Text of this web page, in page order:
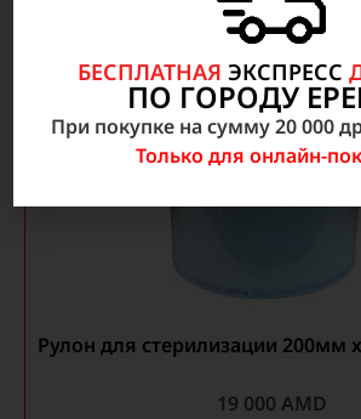
Рулон для стерилизации 200мм
19 000 AMD
БЕСПЛАТНАЯ ЭКСПРЕСС
ПО ГОРОДУ
При покупке на сумму 20 000
Только для онлайн-